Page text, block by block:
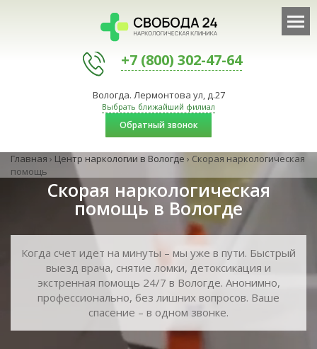
+7 (800) 302-47-64
Вологда. Лермонтова ул, д.27
Выбрать ближайший филиал
Обратный звонок
Главная › Центр наркологии в Вологде › Скорая наркологическая
помощь
Скорая наркологическая
помощь в Вологде
Когда счет идет на минуты – мы уже в пути. Быстрый
выезд врача, снятие ломки, детоксикация и
экстренная помощь 24/7 в Вологде. Анонимно,
профессионально, без лишних вопросов. Ваше
спасение – в одном звонке.